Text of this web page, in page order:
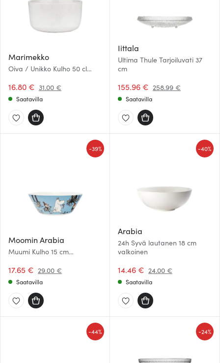
Marimekko
Oiva / Unikko Kulho 50 cl
16.80 € 31.00 €
Saatavilla
Iittala
Ultima Thule Tarjoiluvati 37
cm
155.96 € 258.99 €
Saatavilla
Moomin Arabia
Muumi Kulho 15 cm
17.65 € 29.00 €
-39%
Saatavilla
Arabia
24h Syvä lautanen 18 cm
valkoinen
14.46 € 24.00 €
-40%
Saatavilla
-44% -24%